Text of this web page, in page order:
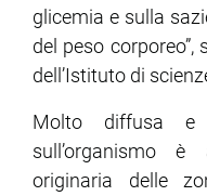
glicemia e sulla
del peso
dell’Istituto di
Molto diffusa
sull’organismo
originaria delle